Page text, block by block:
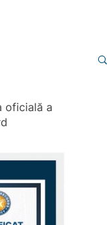
oficială a